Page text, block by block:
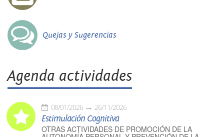
Quejas y Sugerencias
Agenda actividades
08/01/2026 26/11/2026
Estimulación Cognitiva
OTRAS ACTIVIDADES DE PROMOCIÓN DE LA